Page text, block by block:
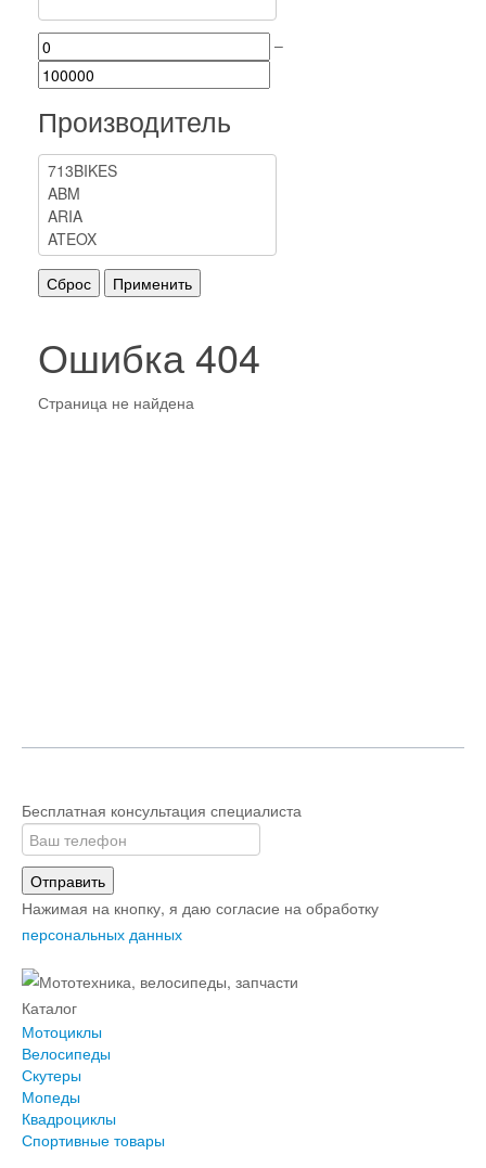
Ошибка 404
Страница не найдена
–
Производитель
Бесплатная консультация специалиста
Отправить
Нажимая на кнопку, я даю согласие на обработку
персональных данных
Каталог
Мотоциклы
Велосипеды
Скутеры
Мопеды
Квадроциклы
Спортивные товары